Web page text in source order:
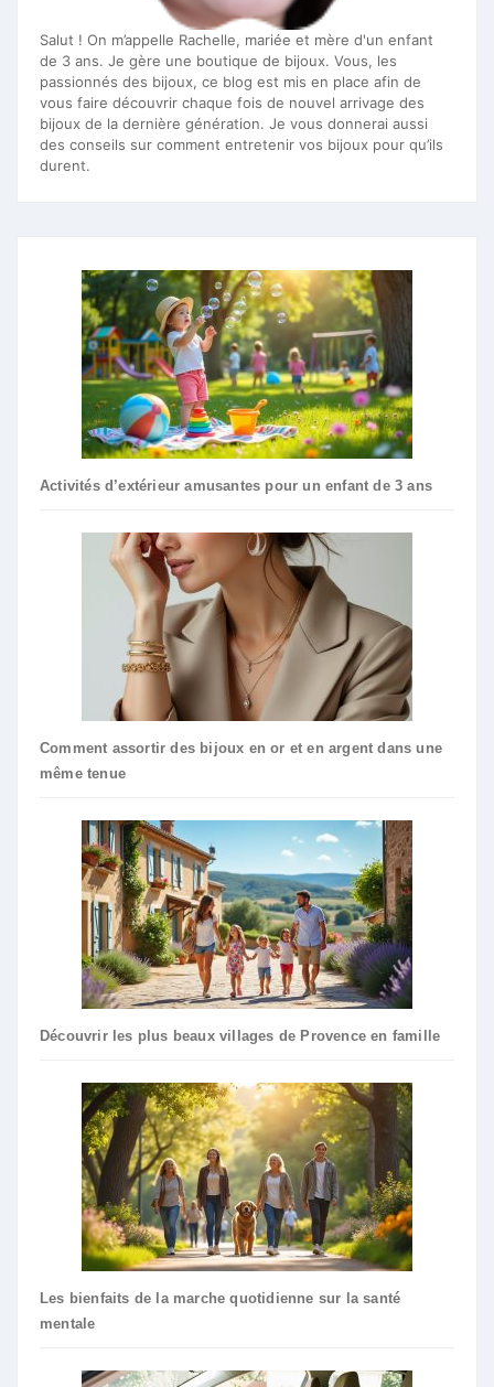
Salut ! On m’appelle Rachelle, mariée et mère d'un enfant
de 3 ans. Je gère une boutique de bijoux. Vous, les
passionnés des bijoux, ce blog est mis en place afin de
vous faire découvrir chaque fois de nouvel arrivage des
bijoux de la dernière génération. Je vous donnerai aussi
des conseils sur comment entretenir vos bijoux pour qu’ils
durent.
Activités d’extérieur amusantes pour un enfant de 3 ans
Comment assortir des bijoux en or et en argent dans une
même tenue
Découvrir les plus beaux villages de Provence en famille
Les bienfaits de la marche quotidienne sur la santé
mentale